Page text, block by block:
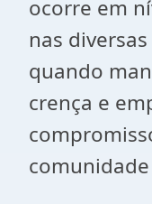
ocorre em
nas
quando
crença e